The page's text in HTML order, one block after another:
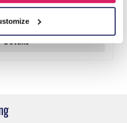
voor prijzen
Details